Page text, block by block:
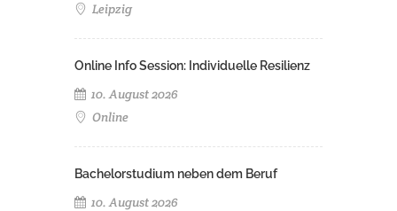
Leipzig
Online Info Session: Individuelle Resilienz
10. August 2026
Online
Bachelorstudium neben dem Beruf
10. August 2026